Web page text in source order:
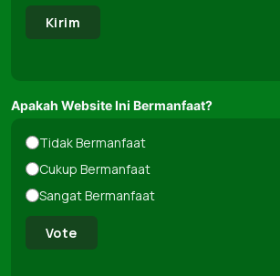
Kirim
Apakah Website Ini Bermanfaat?
Tidak Bermanfaat
Cukup Bermanfaat
Sangat Bermanfaat
Vote